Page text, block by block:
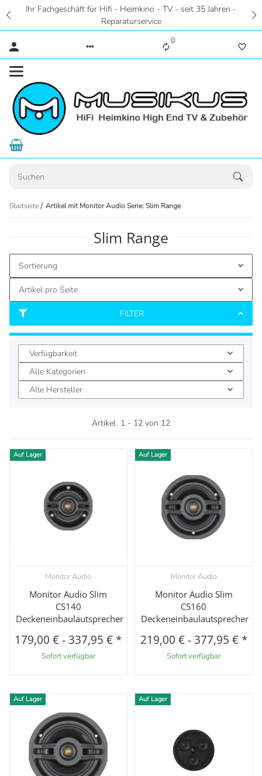
für Hifi - Heimkino - TV - seit 35 Jahren -
Reparaturservice
0
Startseite Artikel mit Monitor Audio Serie: Slim Range
Slim Range
FILTER
Sortierung
Artikel pro Seite
Verfügbarkeit
Alle Kategorien
Alle Hersteller
Artikel 1 - 12 von 12
Auf Lager
Monitor Audio
Monitor Audio Slim
CS140
Deckeneinbaulautsprecher
179,00 €-337,95 € *
Sofort verfügbar
Auf Lager
Monitor Audio
Monitor Audio Slim
CS160
Deckeneinbaulautsprecher
219,00 €-377,95 € *
Sofort verfügbar
Auf Lager Auf Lager